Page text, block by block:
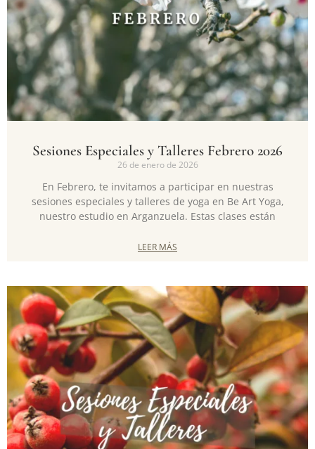
Sesiones Especiales y Talleres Febrero 2026
26 de enero de 2026
En Febrero, te invitamos a participar en nuestras
sesiones especiales y talleres de yoga en Be Art Yoga,
nuestro estudio en Arganzuela. Estas clases están
LEER MÁS